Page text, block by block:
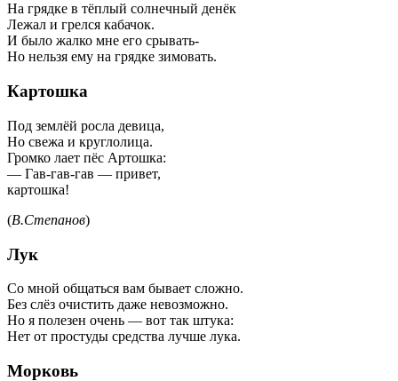
На грядке в тёплый солнечный денёк
Лежал и грелся кабачок.
И было жалко мне его срывать-
Но нельзя ему на грядке зимовать.
Картошка
Под землёй росла девица,
Но свежа и круглолица.
Громко лает пёс Артошка:
— Гав-гав-гав — привет,
картошка!
(В.Степанов)
Лук
Со мной общаться вам бывает сложно.
Без слёз очистить даже невозможно.
Но я полезен очень — вот так штука:
Нет от простуды средства лучше лука.
Морковь